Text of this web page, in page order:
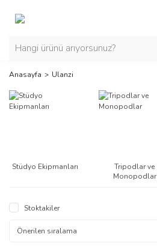
Anasayfa Ulanzi
Stüdyo Ekipmanları
Tripodlar ve
Monopodlar
Stoktakiler